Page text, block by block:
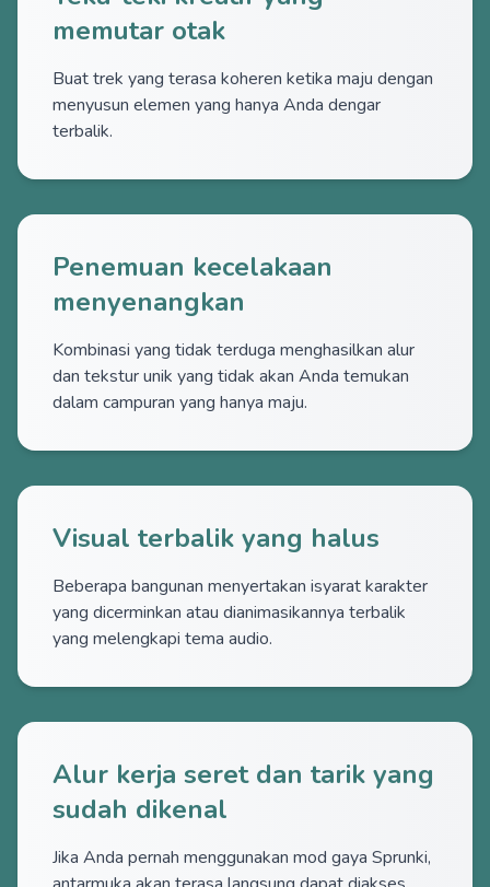
memutar otak
Buat trek yang terasa koheren ketika maju dengan
menyusun elemen yang hanya Anda dengar
terbalik.
Penemuan kecelakaan
menyenangkan
Kombinasi yang tidak terduga menghasilkan alur
dan tekstur unik yang tidak akan Anda temukan
dalam campuran yang hanya maju.
Visual terbalik yang halus
Beberapa bangunan menyertakan isyarat karakter
yang dicerminkan atau dianimasikannya terbalik
yang melengkapi tema audio.
Alur kerja seret dan tarik yang
sudah dikenal
Jika Anda pernah menggunakan mod gaya Sprunki,